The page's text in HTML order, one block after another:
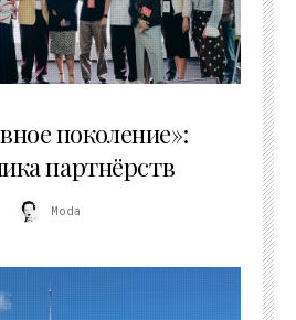
поколение»:
партнёрств
Moda